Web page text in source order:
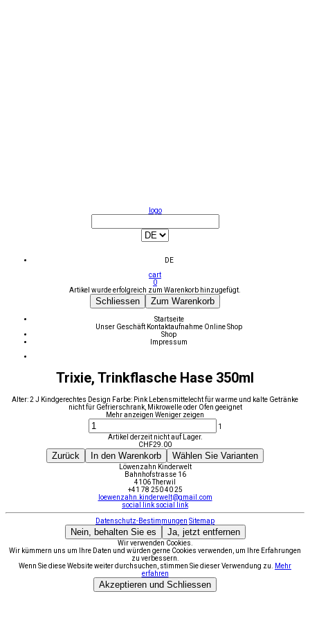
logo
DE
cart
0
Artikel wurde erfolgreich zum Warenkorb hinzugefügt.
Schliessen Zum Warenkorb
Startseite
Unser Geschäft Kontaktaufnahme Online Shop
Shop
Impressum
Trixie, Trinkflasche Hase 350ml
Alter: 2 J Kindgerechtes Design Farbe: Pink Lebensmittelecht für warme und kalte Getränke
nicht für Gefrierschrank, Mikrowelle oder Ofen geeignet
Mehr anzeigen Weniger zeigen
1
Artikel derzeit nicht auf Lager.
CHF29.00
Zurück In den Warenkorb Wählen Sie Varianten
Löwenzahn Kinderwelt
Bahnhofstrasse 16
4106 Therwil
+41 78 250 40 25
loewenzahn.kinderwelt@gmail.com
social link social link
Datenschutz-Bestimmungen Sitemap
Nein, behalten Sie es Ja, jetzt entfernen
Wir verwenden Cookies.
Wir kümmern uns um Ihre Daten und würden gerne Cookies verwenden, um Ihre Erfahrungen
zu verbessern.
Wenn Sie diese Website weiter durchsuchen, stimmen Sie dieser Verwendung zu.
Mehr
erfahren
Akzeptieren und Schliessen